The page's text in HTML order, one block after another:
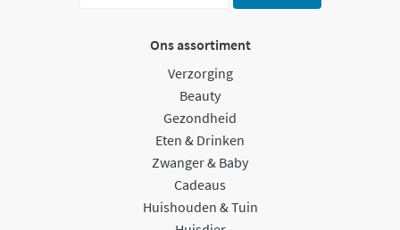
Ons assortiment
Verzorging
Beauty
Gezondheid
Eten & Drinken
Zwanger & Baby
Cadeaus
Huishouden & Tuin